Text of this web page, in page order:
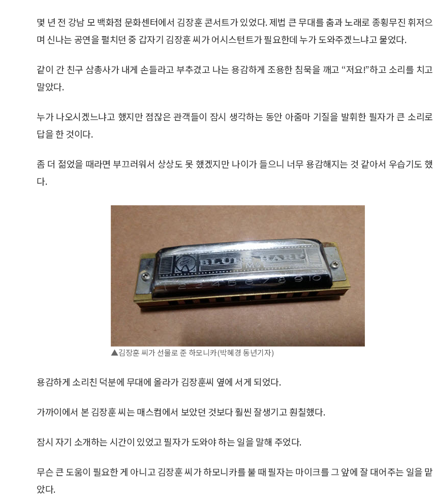
몇 년 전 강남 모 백화점 문화센터에서 김장훈 콘서트가 있었다. 제법 큰 무대를 춤과 노래로 종횡무진 휘저으
며 신나는 공연을 펼치던 중 갑자기 김장훈 씨가 어시스턴트가 필요한데 누가 도와주겠느냐고 물었다.
같이 간 친구 삼총사가 내게 손들라고 부추겼고 나는 용감하게 조용한 침묵을 깨고 “저요!”하고 소리를 치고
말았다.
누가 나오시겠느냐고 했지만 점잖은 관객들이 잠시 생각하는 동안 아줌마 기질을 발휘한 필자가 큰 소리로
답을 한 것이다.
좀 더 젊었을 때라면 부끄러워서 상상도 못 했겠지만 나이가 들으니 너무 용감해지는 것 같아서 우습기도 했
다.
▲김장훈 씨가 선물로 준 하모니카(박혜경 동년기자)
용감하게 소리친 덕분에 무대에 올라가 김장훈씨 옆에 서게 되었다.
가까이에서 본 김장훈 씨는 매스컴에서 보았던 것보다 훨씬 잘생기고 훤칠했다.
잠시 자기 소개하는 시간이 있었고 필자가 도와야 하는 일을 말해 주었다.
무슨 큰 도움이 필요한 게 아니고 김장훈 씨가 하모니카를 불 때 필자는 마이크를 그 앞에 잘 대어주는 일을 맡
았다.